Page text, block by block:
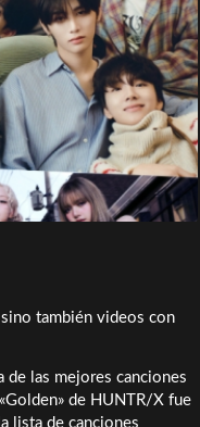
también videos con
de las mejores canciones
de HUNTR/X fue
lista de canciones